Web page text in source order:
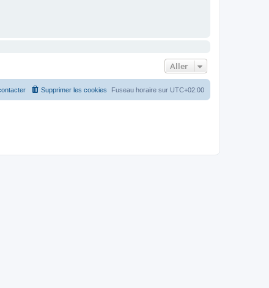
Aller
Fuseau horaire sur UTC+02:00
Supprimer les cookies